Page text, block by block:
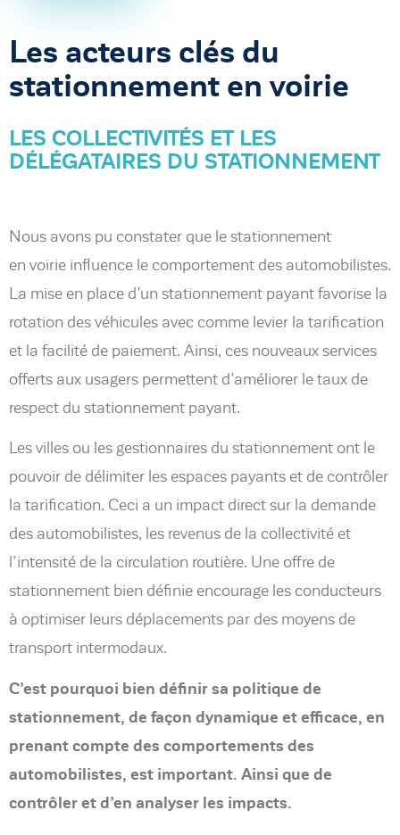
Les acteurs clés du
stationnement en voirie
LES COLLECTIVITÉS ET LES
DÉLÉGATAIRES DU STATIONNEMENT
Nous avons pu constater que le stationnement
en voirie influence le comportement des automobilistes.
La mise en place d’un stationnement payant favorise la
rotation des véhicules avec comme levier la tarification
et la facilité de paiement. Ainsi, ces nouveaux services
offerts aux usagers permettent d’améliorer le taux de
respect du stationnement payant.
Les villes ou les gestionnaires du stationnement ont le
pouvoir de délimiter les espaces payants et de contrôler
la tarification. Ceci a un impact direct sur la demande
des automobilistes, les revenus de la collectivité et
l’intensité de la circulation routière. Une offre de
stationnement bien définie encourage les conducteurs
à optimiser leurs déplacements par des moyens de
transport intermodaux.
C’est pourquoi bien définir sa politique de
stationnement, de façon dynamique et efficace, en
prenant compte des comportements des
automobilistes, est important. Ainsi que de
contrôler et d’en analyser les impacts.